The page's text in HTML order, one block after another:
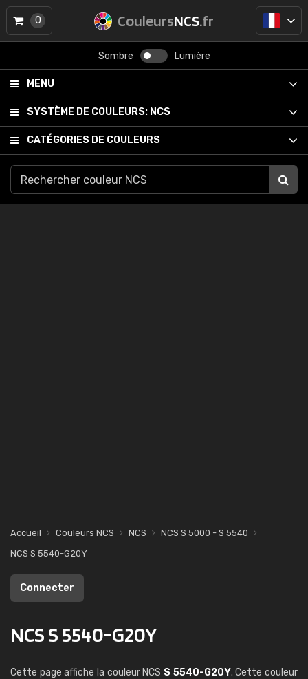
CouleursNCS.fr
Sombre Lumière
MENU
SYSTÈME DE COULEURS: NCS
CATÉGORIES DE COULEURS
0
Accueil Couleurs NCS NCS
NCS S 5000 - S 5540
NCS S 5540-G20Y
Connecter
NCS S 5540-G20Y
Cette page affiche la couleur NCS S 5540-G20Y. Cette couleur